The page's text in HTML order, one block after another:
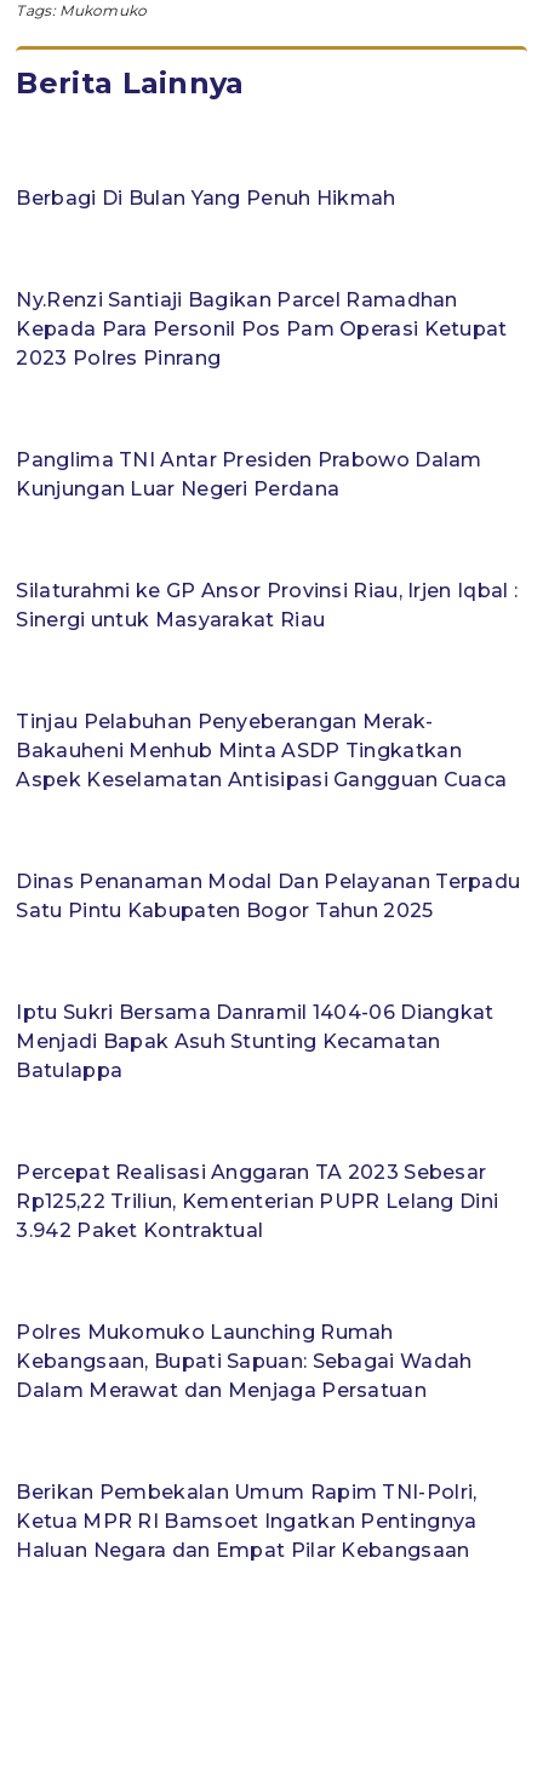
Tags: Mukomuko
Berita Lainnya
Berbagi Di Bulan Yang Penuh Hikmah
Ny.Renzi Santiaji Bagikan Parcel Ramadhan
Kepada Para Personil Pos Pam Operasi Ketupat
2023 Polres Pinrang
Panglima TNI Antar Presiden Prabowo Dalam
Kunjungan Luar Negeri Perdana
Silaturahmi ke GP Ansor Provinsi Riau, Irjen Iqbal :
Sinergi untuk Masyarakat Riau
Tinjau Pelabuhan Penyeberangan Merak-
Bakauheni Menhub Minta ASDP Tingkatkan
Aspek Keselamatan Antisipasi Gangguan Cuaca
Dinas Penanaman Modal Dan Pelayanan Terpadu
Satu Pintu Kabupaten Bogor Tahun 2025
Iptu Sukri Bersama Danramil 1404-06 Diangkat
Menjadi Bapak Asuh Stunting Kecamatan
Batulappa
Percepat Realisasi Anggaran TA 2023 Sebesar
Rp125,22 Triliun, Kementerian PUPR Lelang Dini
3.942 Paket Kontraktual
Polres Mukomuko Launching Rumah
Kebangsaan, Bupati Sapuan: Sebagai Wadah
Dalam Merawat dan Menjaga Persatuan
Berikan Pembekalan Umum Rapim TNI-Polri,
Ketua MPR RI Bamsoet Ingatkan Pentingnya
Haluan Negara dan Empat Pilar Kebangsaan